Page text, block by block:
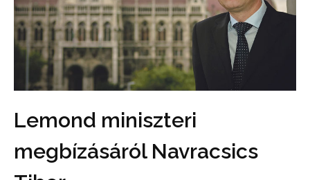
Lemond miniszteri
megbízásáról Navracsics